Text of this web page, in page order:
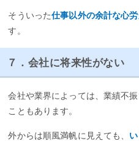
そういった仕事以外の余計な心
す。
７．会社に将来性がない
会社や業界によっては、業績不
こともあります。
外からは順風満帆に見えても、